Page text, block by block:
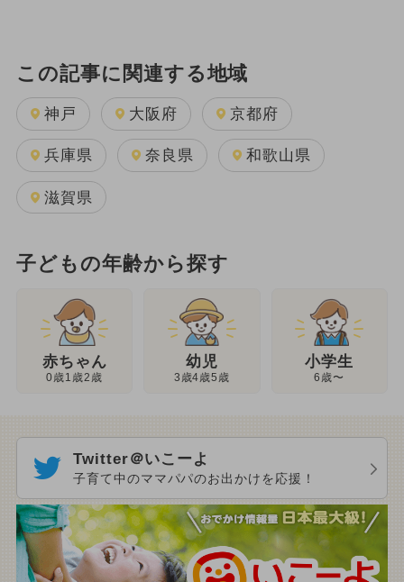
この記事に関連する地域
神戸 大阪府 京都府
兵庫県 奈良県 和歌山県
滋賀県
子どもの年齢から探す
赤ちゃん
0歳1歳2歳
幼児
3歳4歳5歳
小学生
6歳〜
Twitter＠いこーよ
子育て中のママパパのお出かけを応援！